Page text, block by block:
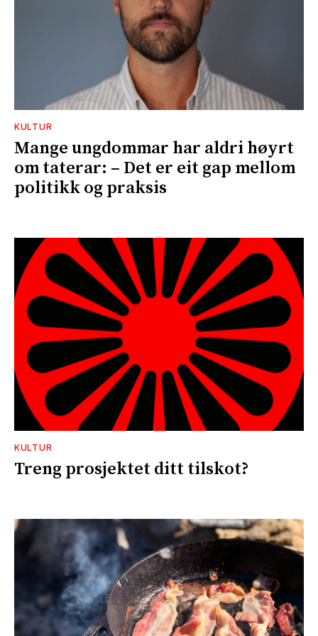
KULTUR
Mange ungdommar har aldri høyrt
om taterar: – Det er eit gap mellom
politikk og praksis
KULTUR
Treng prosjektet ditt tilskot?